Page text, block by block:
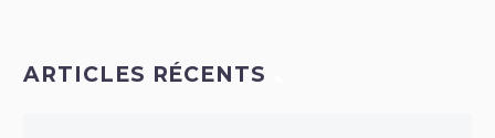
ARTICLES RÉCENTS